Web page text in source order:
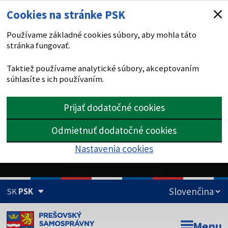
Cookies na stránke PSK
Používame základné cookies súbory, aby mohla táto
stránka fungovať.
Taktiež používame analytické súbory, akceptovaním
súhlasíte s ich používaním.
Prijať dodatočné cookies
Odmietnuť dodatočné cookies
Nastavenia cookies
SKPSK
Doména psk.sk je oficiálna